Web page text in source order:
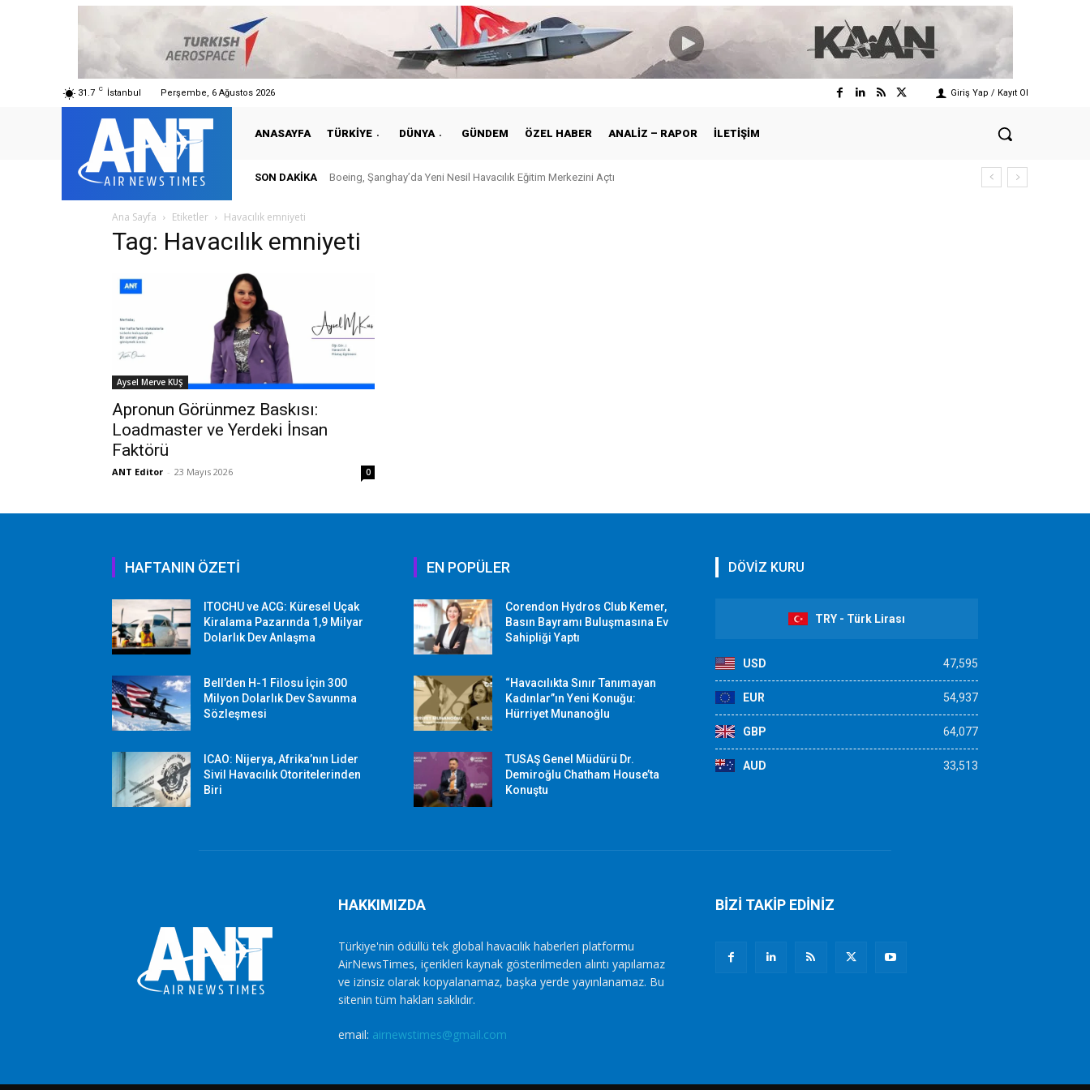
31.7 C İstanbul Perşembe, 6 Ağustos 2026 Giriş Yap / Kayıt Ol
ANASAYFA TÜRKIYE DÜNYA GÜNDEM ÖZEL HABER ANALIZ – RAPOR İLETIŞIM
SON DAKIKA Boeing, Şanghay’da Yeni Nesil Havacılık Eğitim Merkezini Açtı
Ana Sayfa Etiketler Havacılık emniyeti
Tag: Havacılık emniyeti
Aysel Merve KUŞ
Apronun Görünmez Baskısı:
Loadmaster ve Yerdeki İnsan
Faktörü
ANT Editor - 23 Mayıs 2026 0
HAFTANIN ÖZETİ
ITOCHU ve ACG: Küresel Uçak
Kiralama Pazarında 1,9 Milyar
Dolarlık Dev Anlaşma
Bell’den H-1 Filosu İçin 300
Milyon Dolarlık Dev Savunma
Sözleşmesi
ICAO: Nijerya, Afrika’nın Lider
Sivil Havacılık Otoritelerinden
Biri
EN POPÜLER
Corendon Hydros Club Kemer,
Basın Bayramı Buluşmasına Ev
Sahipliği Yaptı
“Havacılıkta Sınır Tanımayan
Kadınlar”ın Yeni Konuğu:
Hürriyet Munanoğlu
TUSAŞ Genel Müdürü Dr.
Demiroğlu Chatham House’ta
Konuştu
DÖVİZ KURU
TRY - Türk Lirası
USD 47,595
EUR 54,937
GBP 64,077
AUD 33,513
HAKKIMIZDA
Türkiye'nin ödüllü tek global havacılık haberleri platformu
AirNewsTimes, içerikleri kaynak gösterilmeden alıntı yapılamaz
ve izinsiz olarak kopyalanamaz, başka yerde yayınlanamaz. Bu
sitenin tüm hakları saklıdır.
email: airnewstimes@gmail.com
BİZİ TAKİP EDİNİZ